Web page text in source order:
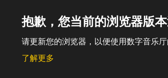
抱歉，您当前的浏览器版
请更新您的浏览器，以便使用数字音乐厅
了解更多